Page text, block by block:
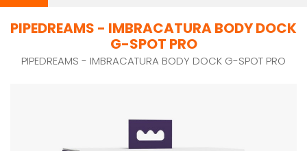
PIPEDREAMS - IMBRACATURA BODY DOCK
G-SPOT PRO
PIPEDREAMS - IMBRACATURA BODY DOCK G-SPOT PRO